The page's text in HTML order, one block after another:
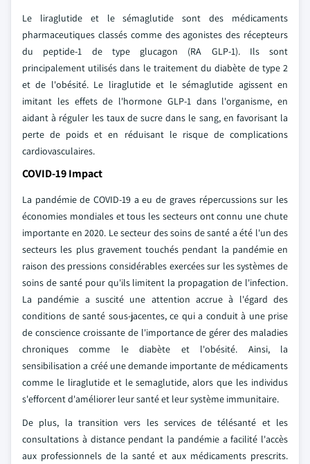
Le liraglutide et le sémaglutide sont des médicaments
pharmaceutiques classés comme des agonistes des récepteurs
du peptide-1 de type glucagon (RA GLP-1). Ils sont
principalement utilisés dans le traitement du diabète de type 2
et de l'obésité. Le liraglutide et le sémaglutide agissent en
imitant les effets de l'hormone GLP-1 dans l'organisme, en
aidant à réguler les taux de sucre dans le sang, en favorisant la
perte de poids et en réduisant le risque de complications
cardiovasculaires.
COVID-19 Impact
La pandémie de COVID-19 a eu de graves répercussions sur les
économies mondiales et tous les secteurs ont connu une chute
importante en 2020. Le secteur des soins de santé a été l'un des
secteurs les plus gravement touchés pendant la pandémie en
raison des pressions considérables exercées sur les systèmes de
soins de santé pour qu'ils limitent la propagation de l'infection.
La pandémie a suscité une attention accrue à l'égard des
conditions de santé sous-jacentes, ce qui a conduit à une prise
de conscience croissante de l'importance de gérer des maladies
chroniques comme le diabète et l'obésité. Ainsi, la
sensibilisation a créé une demande importante de médicaments
comme le liraglutide et le semaglutide, alors que les individus
s'efforcent d'améliorer leur santé et leur système immunitaire.
De plus, la transition vers les services de télésanté et les
consultations à distance pendant la pandémie a facilité l'accès
aux professionnels de la santé et aux médicaments prescrits.